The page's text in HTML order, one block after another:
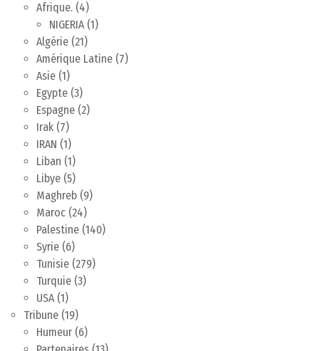
Afrique. (4)
NIGERIA(1)
Algérie (21)
Amérique Latine (7)
Asie (1)
Egypte (3)
Espagne (2)
Irak (7)
IRAN (1)
Liban (1)
Libye (5)
Maghreb (9)
Maroc (24)
Palestine (140)
Syrie (6)
Tunisie (279)
Turquie (3)
USA(1)
Tribune (19)
Humeur (6)